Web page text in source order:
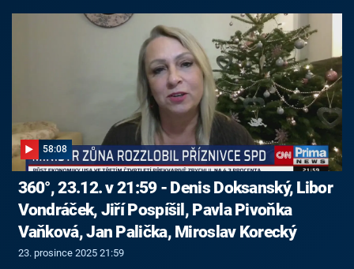
58:08
360°, 23.12. v 21:59 - Denis Doksanský, Libor
Vondráček, Jiří Pospíšil, Pavla Pivoňka
Vaňková, Jan Palička, Miroslav Korecký
23. prosince 2025 21:59